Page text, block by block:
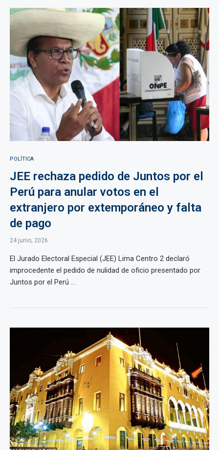
POLÍTICA
JEE rechaza pedido de Juntos por el
Perú para anular votos en el
extranjero por extemporáneo y falta
de pago
24 junio, 2026
El Jurado Electoral Especial (JEE) Lima Centro 2 declaró
improcedente el pedido de nulidad de oficio presentado por
Juntos por el Perú ...